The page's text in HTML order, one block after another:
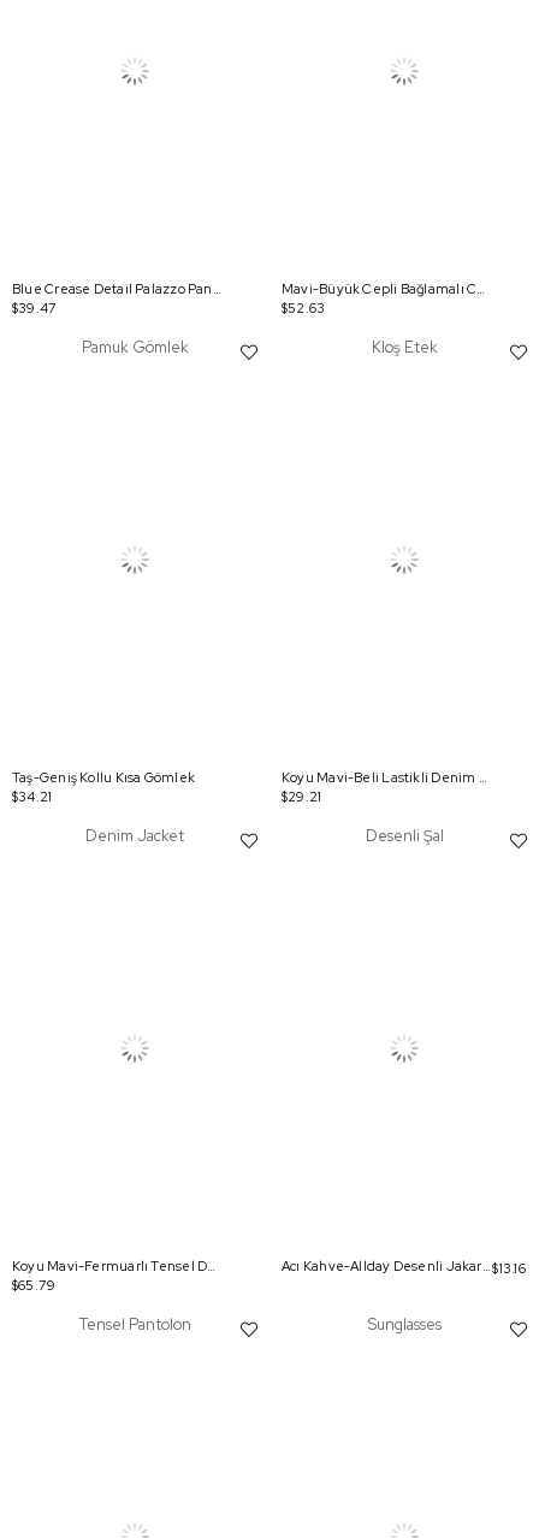
Blue Crease Detail Palazzo Pants
$39.47
Mavi-Büyük Cepli Bağlamalı Ceket
$52.63
Pamuk Gömlek
Taş-Geniş Kollu Kısa Gömlek
$34.21
Kloş Etek
Koyu Mavi-Beli Lastikli Denim Kloş Etek
$29.21
Denim Jacket
Koyu Mavi-Fermuarlı Tensel Denim Ceket
$65.79
Desenli Şal
Acı Kahve-Allday Desenli Jakarlı Şal$13.16
Tensel Pantolon Sunglasses